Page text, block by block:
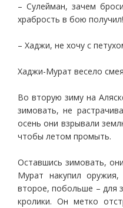
– Сулейман, зачем
храбрость в бою получил!
– Хаджи, не хочу с
Хаджи-Мурат весело
Во вторую зиму на
зимовать, не
осень они взрывали
чтобы летом промыть.
Оставшись зимовать,
Мурат накупил
второе, побольше – для
кролики. Он метко